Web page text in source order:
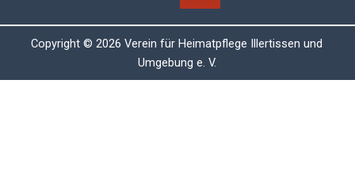
Copyright © 2026 Verein für Heimatpflege Illertissen und
Umgebung e. V.